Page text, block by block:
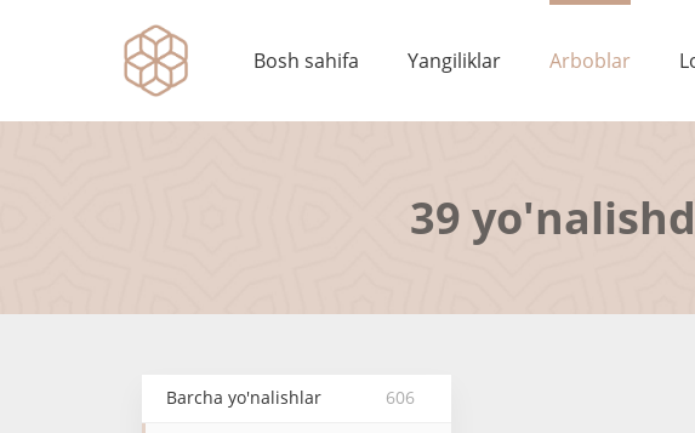
Bosh sahifa Yangiliklar Arboblar
39
Barcha yo'nalishlar 606